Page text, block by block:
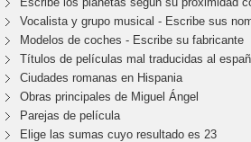
Vocalista y grupo musical - Escribe sus
Modelos de coches - Escribe su fabricante
Títulos de películas mal traducidas al
Ciudades romanas en Hispania
Obras principales de Miguel Ángel
Parejas de película
Elige las sumas cuyo resultado es 23